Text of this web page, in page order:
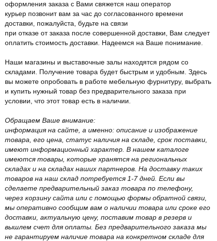
оформления заказа с Вами свяжется наш оператор
курьер позвонит вам за час до согласованного времени
доставки, пожалуйста, будьте на связи
при отказе от заказа после совершенной доставки, Вам следует
оплатить стоимость доставки. Надеемся на Ваше понимание.
Наши магазины и выставочные залы находятся рядом со
складами. Получение товара будет быстрым и удобным. Здесь
вы можете опробовать в работе мебельную фурнитуру, выбрать
и купить нужный товар без предварительного заказа при
условии, что этот товар есть в наличии.
Обращаем Ваше внимание:
информация на сайте, а именно: описание и изображение
товара, его цена, статус наличия на складе, срок поставки,
имеют информационный характер. В нашем каталоге
имеются товары, которые хранятся на региональных
складах и на складах наших партнеров. На доставку таких
товаров на наш склад потребуется 1-7 дней. Если вы
сделаете предварительный заказ товара по телефону,
через корзину сайта или с помощью формы обратной связи,
мы оперативно сообщим вам о наличии товара или сроке его
доставки, актуальную цену, поставим товар в резерв и
вышлем счет для оплаты. Без предварительного заказа мы
не гарантируем наличие товара на конкретном складе для